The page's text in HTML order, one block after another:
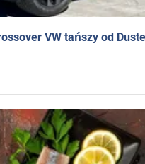
VW tańszy od